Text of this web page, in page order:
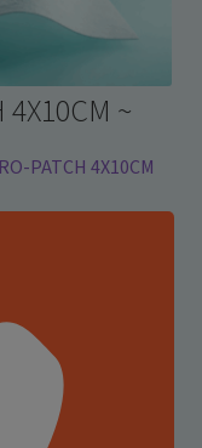
~
PATCH 4X10CM